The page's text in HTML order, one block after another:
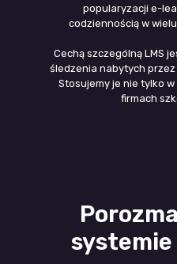
popularyzacji e-
codziennością w
Cechą szczególną LMS
śledzenia nabytych
Stosujemy je nie tylko
firmach
systemie